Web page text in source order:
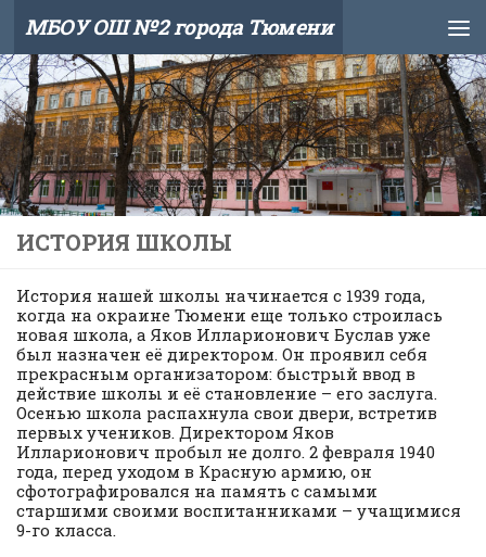
Skip to content
МБОУ ОШ №2 города Тюмени
ИСТОРИЯ ШКОЛЫ
История нашей школы начинается с 1939 года,
когда на окраине Тюмени еще только строилась
новая школа, а Яков Илларионович Буслав уже
был назначен её директором. Он проявил себя
прекрасным организатором: быстрый ввод в
действие школы и её становление – его заслуга.
Осенью школа распахнула свои двери, встретив
первых учеников. Директором Яков
Илларионович пробыл не долго. 2 февраля 1940
года, перед уходом в Красную армию, он
сфотографировался на память с самыми
старшими своими воспитанниками – учащимися
9-го класса.